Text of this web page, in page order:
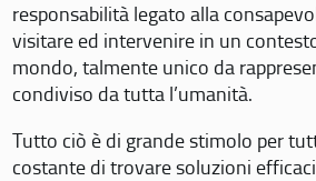
responsabilità legato alla
visitare ed intervenire in un
mondo, talmente unico da
condiviso da tutta l’umanità.
Tutto ciò è di grande stimolo per
costante di trovare soluzioni